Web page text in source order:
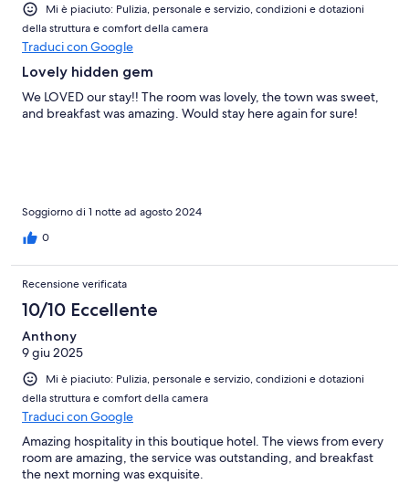
Mi è piaciuto: Pulizia, personale e servizio, condizioni e dotazioni
della struttura e comfort della camera
Traduci con Google
Lovely hidden gem
We LOVED our stay!! The room was lovely, the town was sweet,
and breakfast was amazing. Would stay here again for sure!
Soggiorno di 1 notte ad agosto 2024
0
Recensione verificata
10/10 Eccellente
Anthony
9 giu 2025
Mi è piaciuto: Pulizia, personale e servizio, condizioni e dotazioni
della struttura e comfort della camera
Traduci con Google
Amazing hospitality in this boutique hotel. The views from every
room are amazing, the service was outstanding, and breakfast
the next morning was exquisite.